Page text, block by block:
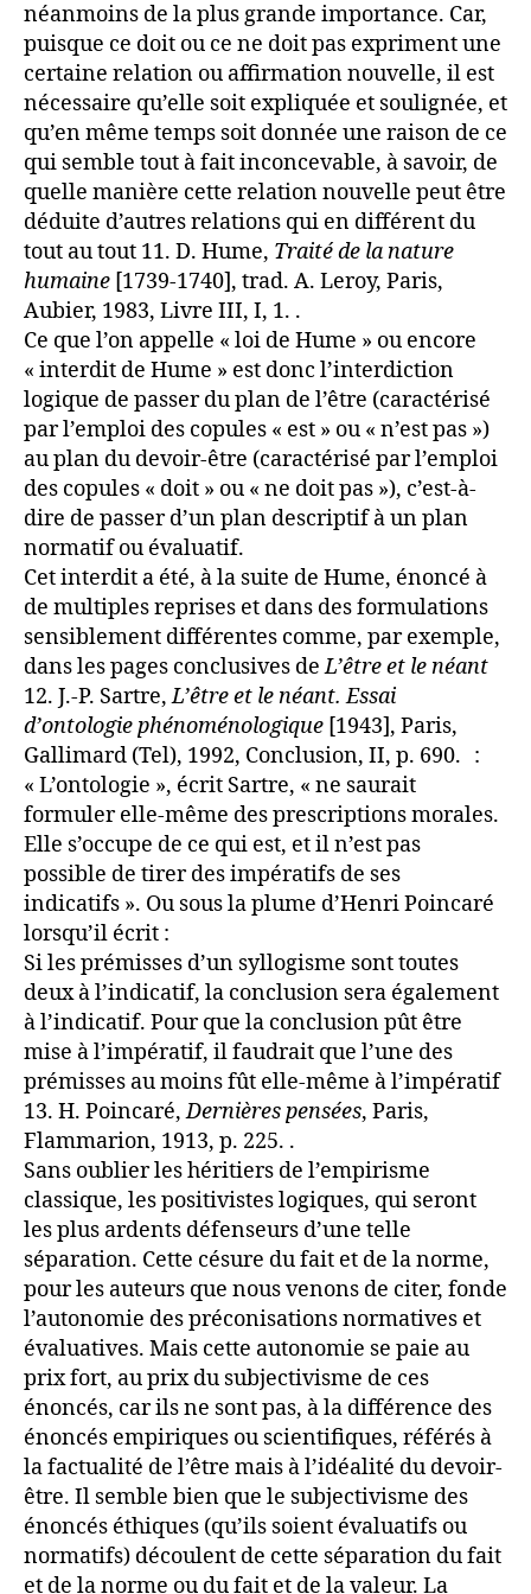
néanmoins de la plus grande importance. Car,
puisque ce doit ou ce ne doit pas expriment une
certaine relation ou affirmation nouvelle, il est
nécessaire qu’elle soit expliquée et soulignée, et
qu’en même temps soit donnée une raison de ce
qui semble tout à fait inconcevable, à savoir, de
quelle manière cette relation nouvelle peut être
déduite d’autres relations qui en différent du
tout au tout 11. D. Hume, Traité de la nature
humaine [1739-1740], trad. A. Leroy, Paris,
Aubier, 1983, Livre III, I, 1. .
Ce que l’on appelle « loi de Hume » ou encore
« interdit de Hume » est donc l’interdiction
logique de passer du plan de l’être (caractérisé
par l’emploi des copules « est » ou « n’est pas »)
au plan du devoir-être (caractérisé par l’emploi
des copules « doit » ou « ne doit pas »), c’est-à-
dire de passer d’un plan descriptif à un plan
normatif ou évaluatif.
Cet interdit a été, à la suite de Hume, énoncé à
de multiples reprises et dans des formulations
sensiblement différentes comme, par exemple,
dans les pages conclusives deL’être et le néant
12. J.-P. Sartre,L’être et le néant. Essai
d’ontologie phénoménologique [1943], Paris,
Gallimard (Tel), 1992, Conclusion, II, p. 690. :
« L’ontologie », écrit Sartre, « ne saurait
formuler elle-même des prescriptions morales.
Elle s’occupe de ce qui est, et il n’est pas
possible de tirer des impératifs de ses
indicatifs ». Ou sous la plume d’Henri Poincaré
lorsqu’il écrit :
Si les prémisses d’un syllogisme sont toutes
deux à l’indicatif, la conclusion sera également
à l’indicatif. Pour que la conclusion pût être
mise à l’impératif, il faudrait que l’une des
prémisses au moins fût elle-même à l’impératif
13. H. Poincaré,Dernières pensées, Paris,
Flammarion, 1913, p. 225. .
Sans oublier les héritiers de l’empirisme
classique, les positivistes logiques, qui seront
les plus ardents défenseurs d’une telle
séparation. Cette césure du fait et de la norme,
pour les auteurs que nous venons de citer, fonde
l’autonomie des préconisations normatives et
évaluatives. Mais cette autonomie se paie au
prix fort, au prix du subjectivisme de ces
énoncés, car ils ne sont pas, à la différence des
énoncés empiriques ou scientifiques, référés à
la factualité de l’être mais à l’idéalité du devoir-
être. Il semble bien que le subjectivisme des
énoncés éthiques (qu’ils soient évaluatifs ou
normatifs) découlent de cette séparation du fait
et de la norme ou du fait et de la valeur. La